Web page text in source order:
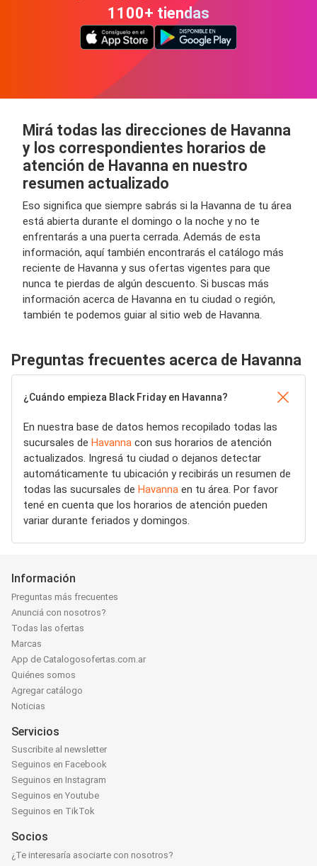
1100+ tiendas
Mirá todas las direcciones de Havanna
y los correspondientes horarios de
atención de Havanna en nuestro
resumen actualizado
Eso significa que siempre sabrás si la Havanna de tu área
está abierta durante el domingo o la noche y no te
enfrentarás a una puerta cerrada. Además de esta
información, aquí también encontrarás el catálogo más
reciente de Havanna y sus ofertas vigentes para que
nunca te pierdas de algún descuento. Si buscas más
información acerca de Havanna en tu ciudad o región,
también te podemos guiar al sitio web de Havanna.
Preguntas frecuentes acerca de Havanna
¿Cuándo empieza Black Friday en Havanna?
En nuestra base de datos hemos recopilado todas las
sucursales de Havanna con sus horarios de atención
actualizados. Ingresá tu ciudad o dejanos detectar
automáticamente tu ubicación y recibirás un resumen de
todas las sucursales de Havanna en tu área. Por favor
tené en cuenta que los horarios de atención pueden
variar durante feriados y domingos.
Información
Preguntas más frecuentes
Anunciá con nosotros?
Todas las ofertas
Marcas
App de Catalogosofertas.com.ar
Quiénes somos
Agregar catálogo
Noticias
Servicios
Suscribite al newsletter
Seguinos en Facebook
Seguinos en Instagram
Seguinos en Youtube
Seguinos en TikTok
Socios
¿Te interesaría asociarte con nosotros?